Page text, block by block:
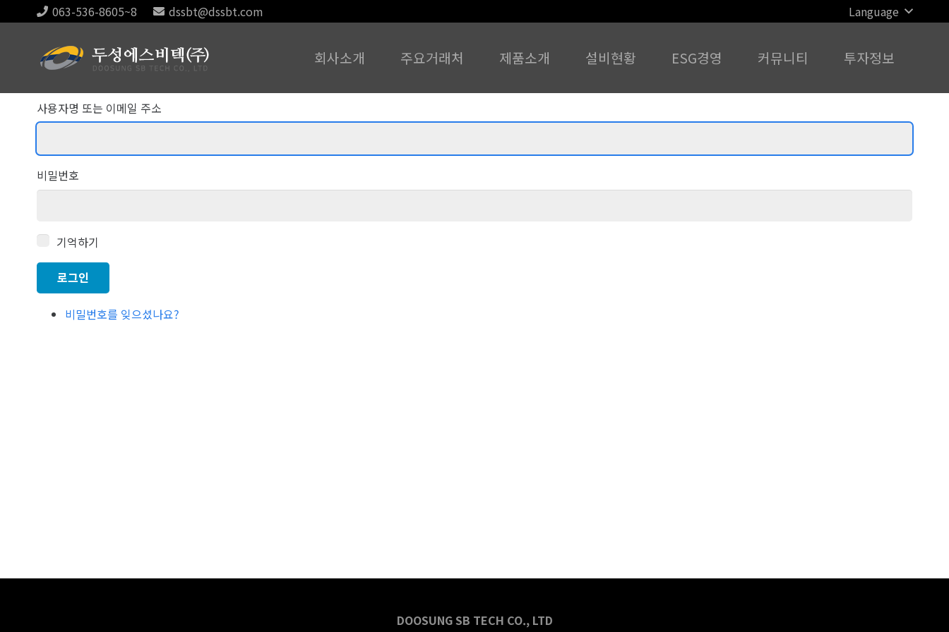
063-536-8605~8 dssbt@dssbt.com Language
회사소개 주요거래처 제품소개 설비현황 ESG경영 커뮤니티 투자정보
사용자명 또는 이메일 주소
비밀번호
기억하기
로그인
비밀번호를 잊으셨나요?
DOOSUNG SB TECH CO., LTD